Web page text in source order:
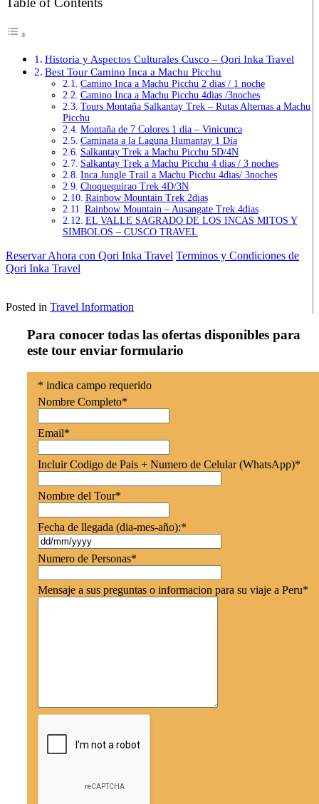
Historia y Aspectos Culturales Cusco – Qori Inka Travel
Best Tour Camino Inca a Machu Picchu
Camino Inca a Machu Picchu 2 dias / 1 noche
Camino Inca a Machu Picchu 4dias /3noches
Tours Montaña Salkantay Trek – Rutas Alternas a Machu
Picchu
Montaña de 7 Colores 1 dia – Vinicunca
Caminata a la Laguna Humantay 1 Día
Salkantay Trek a Machu Picchu 5D/4N
Salkantay Trek a Machu Picchu 4 dias / 3 noches
Inca Jungle Trail a Machu Picchu 4dias/ 3noches
Choquequirao Trek 4D/3N
Rainbow Mountain Trek 2dias
Rainbow Mountain – Ausangate Trek 4dias
EL VALLE SAGRADO DE LOS INCAS MITOS Y
SIMBOLOS – CUSCO TRAVEL
Reservar Ahora con Qori Inka Travel Terminos y Condiciones de
Qori Inka Travel
Posted in Travel Information
Para conocer todas las ofertas disponibles para
este tour enviar formulario
* indica campo requerido
Nombre Completo*
Email*
Incluir Codigo de Pais + Numero de Celular (WhatsApp)*
Nombre del Tour*
Fecha de llegada (dia-mes-año):*
Numero de Personas*
Mensaje a sus preguntas o informacion para su viaje a Peru*